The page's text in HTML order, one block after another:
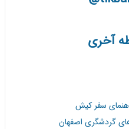
سفر کیش
گردشگری اصفهان